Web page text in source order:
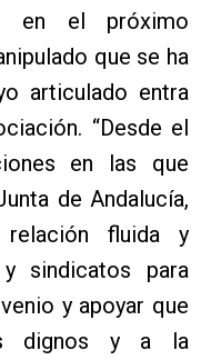
en el próximo
que se ha
articulado entra
“Desde el
en las que
de Andalucía,
relación fluida y
sindicatos para
y apoyar que
dignos y a la